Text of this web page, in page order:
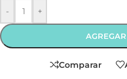
- +
Comparar